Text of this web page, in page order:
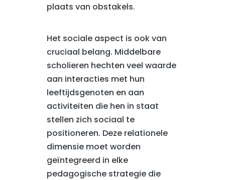
plaats van obstakels.
Het sociale aspect is ook van
cruciaal belang. Middelbare
scholieren hechten veel waarde
aan interacties met hun
leeftijdsgenoten en aan
activiteiten die hen in staat
stellen zich sociaal te
positioneren. Deze relationele
dimensie moet worden
geïntegreerd in elke
pedagogische strategie die